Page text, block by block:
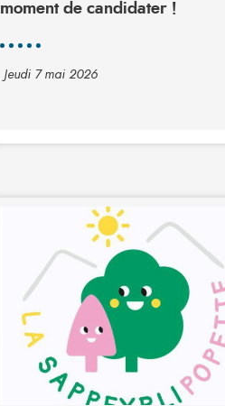
moment de candidater !
Jeudi 7 mai 2026